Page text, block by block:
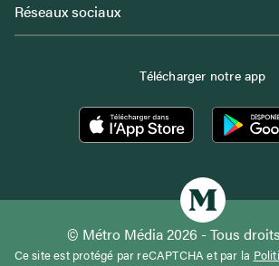
Réseaux sociaux
Télécharger notre app
© Métro Média 2026 - Tous
Ce site est protégé par reCAPTCHA et par la